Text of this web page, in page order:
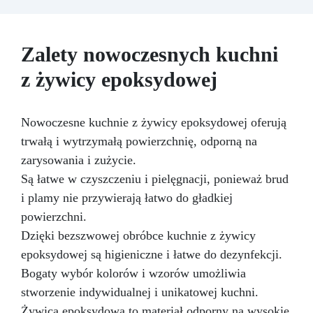
o błyszczące brokaty, do blatu roboczego z
żywicy epoksydowej. Ten zestaw oferuje
nowoczesną i luksusową estetykę, dodając
drobinkami, tworzy zaskakujący efekt wizualny,
który natychmiast przyciąga uwagę. W
połączeniu z trwałością i odpornością żywicy
epoksydowej, ten zestaw zapewnia solidną
powierzchnię, odporną na uderzenia i łatwą do
utrzymania w czystości. Łatwy w instalacji i
gwarantujący profesjonalny efekt, nasz zestaw
jest idealny zarówno do projektów
renowacyjnych, jak i do majsterkowania.
Przekształć swoją kuchnię w elegancką i
funkcjonalną przestrzeń dzięki naszemu
zestawowi Granit Black Galaxy do blatu
roboczego z żywicy epoksydowej i pozwól, aby
Zalety nowoczesnych kuchni
z żywicy epoksydowej
Nowoczesne kuchnie z żywicy epoksydowej oferują
trwałą i wytrzymałą powierzchnię, odporną na
zarysowania i zużycie.
Są łatwe w czyszczeniu i pielęgnacji, ponieważ brud
i plamy nie przywierają łatwo do gładkiej
powierzchni.
Dzięki bezszwowej obróbce kuchnie z żywicy
epoksydowej są higieniczne i łatwe do dezynfekcji.
Bogaty wybór kolorów i wzorów umożliwia
stworzenie indywidualnej i unikatowej kuchni.